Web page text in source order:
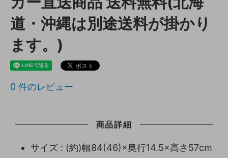
道・沖縄は別途送料が掛かり
ます。)
0 件のレビュー
商品詳細
サイズ : (約)幅84(46)×奥行14.5×高さ57cm